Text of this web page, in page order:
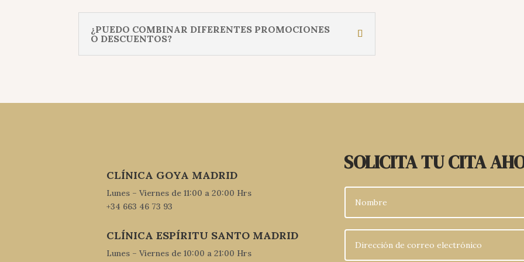
¿PUEDO COMBINAR DIFERENTES PROMOCIONES
O DESCUENTOS?
CLÍNICA GOYA MADRID
Lunes – Viernes de 11:00 a 20:00 Hrs
+34 663 46 73 93
CLÍNICA ESPÍRITU SANTO MADRID
Lunes – Viernes de 10:00 a 21:00 Hrs
SOLICITA TU CITA